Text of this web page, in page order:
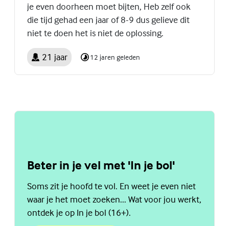
je even doorheen moet bijten, Heb zelf ook
die tijd gehad een jaar of 8-9 dus gelieve dit
niet te doen het is niet de oplossing.
21 jaar 12 jaren geleden
Beter in je vel met 'In je bol'
Soms zit je hoofd te vol. En weet je even niet
waar je het moet zoeken... Wat voor jou werkt,
ontdek je op In je bol (16+).